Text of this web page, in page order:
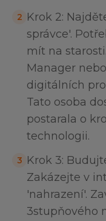
2 Krok 2:
správce'.
mít na
Manager
digitálních
Tato osoba
postarala o
technologii.
3 Krok 3:
Zakázejte v
'nahrazení'.
3stupňového